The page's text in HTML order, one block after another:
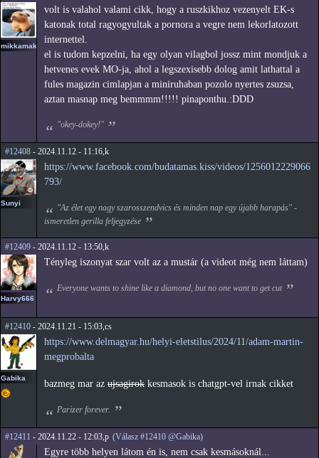
mikkamakka
volt is valahol valami cikk, hogy a ruszkikhoz vezenyelt EK-s
katonak total ragyogyultak a pornora a vegre nem lekorlatozott
internettel.
el is tudom kepzelni, ha egy olyan vilagbol jossz mint mondjuk a
hetvenes evek MO-ja, ahol a legszexisebb dolog amit lathattal a
fules magazin cimlapjan a miniruhaban pozolo nyertes zsuzsa,
aztan masnap meg bemmmm!!!!! pinaponthu.:DDD
"okey-dokey!"
#12408 - 2024.11.12 - 11:16,k
Sunyi
https://www.facebook.com/budatamas.kiss/videos/1256012229066
793/
"Az élet egy nagy szarosszendvics és minden nap egy újabb harapás" -
ismeretlen gerilla feljegyzése
#12409 - 2024.11.12 - 13:50,k
Harvy666
Tényleg iszonyat szar volt az a mustár (a videot még nem láttam)
Everyone wants to shine like a diamond, but no one want to get cut
#12410 - 2024.11.21 - 15:03,cs
Gabika
https://www.delmagyar.hu/helyi-eletstilus/2024/11/adam-martin-
megprobalta
bazmeg mar az ujsagirok kesmasok is chatgpt-vel irnak cikket
Parizer forever.
#12411 - 2024.11.22 - 12:03,p (Válasz #12410 @Gabika)
Egyre több helyen látom én is, nem csak kesmásoknál...